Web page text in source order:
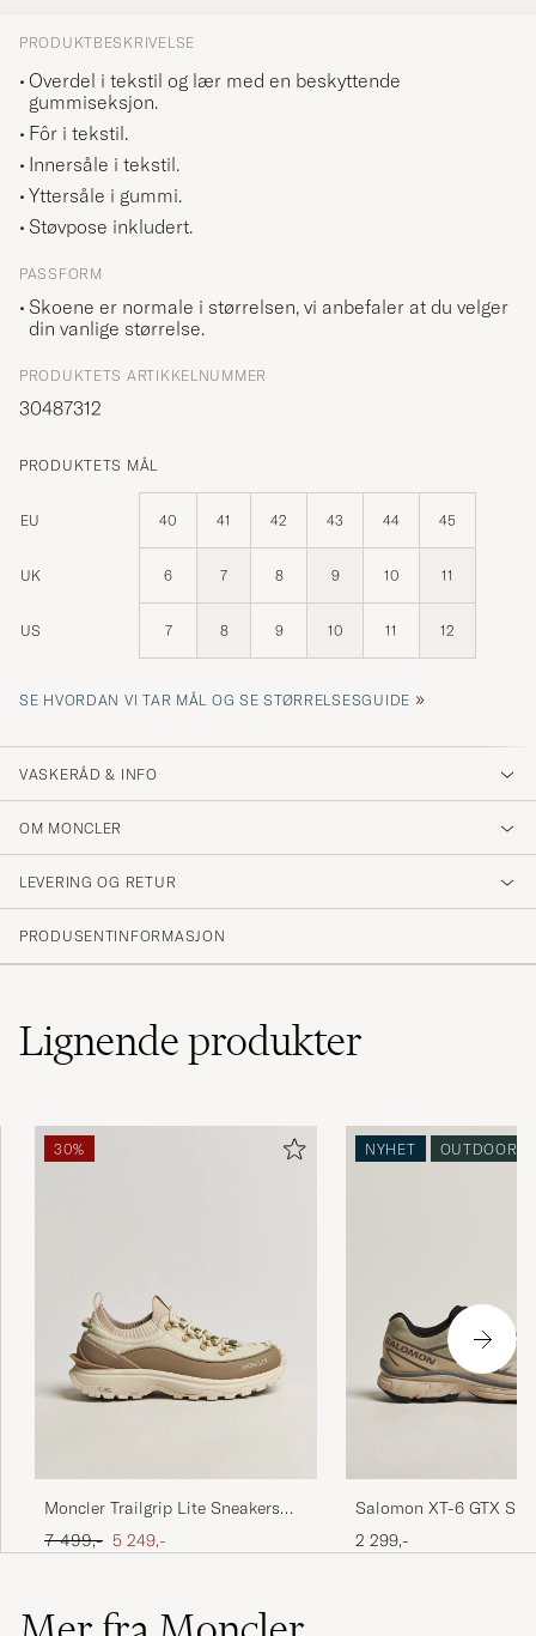
PRODUKTBESKRIVELSE
Overdel i tekstil og lær med en beskyttende
gummiseksjon.
Fôr i tekstil.
Innersåle i tekstil.
Yttersåle i gummi.
Støvpose inkludert.
PASSFORM
Skoene er normale i størrelsen, vi anbefaler at du velger
din vanlige størrelse.
PRODUKTETS ARTIKKELNUMMER
30487312
PRODUKTETS MÅL
EU 40 41 42 43 44 45
UK 6 7 8 9 10 11
US 7 8 9 10 11 12
SE HVORDAN VI TAR MÅL OG SE STØRRELSESGUIDE »
VASKERÅD & INFO
OM MONCLER
LEVERING OG RETUR
PRODUSENTINFORMASJON
Lignendeprodukter
30%
Moncler Trailgrip Lite Sneakers
Off White
Ordinær pris
7 499,- Nedsatt pris
5 249,-
NYHET OUTDOOR
Salomon XT-6 GTX
White Pepper/Silver
2 299,-